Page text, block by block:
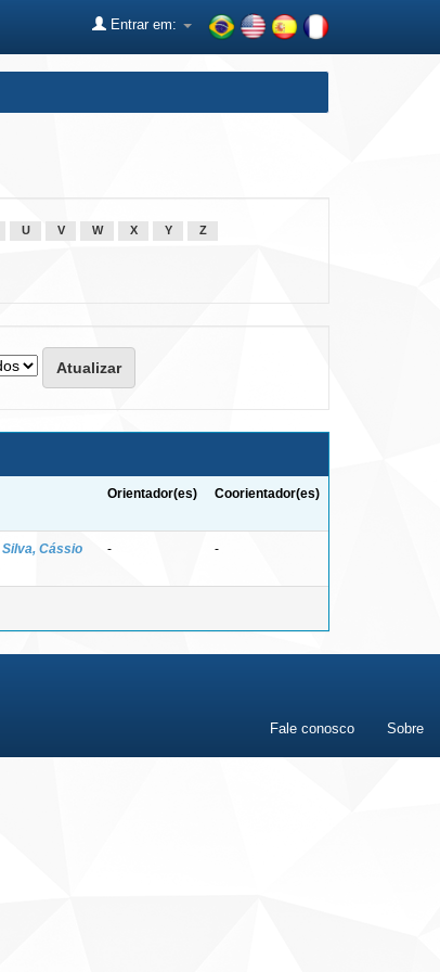
Entrar em:
U V W X Y Z
Orientador(es) Coorientador(es)
Silva, Cássio
- -
Fale conosco Sobre